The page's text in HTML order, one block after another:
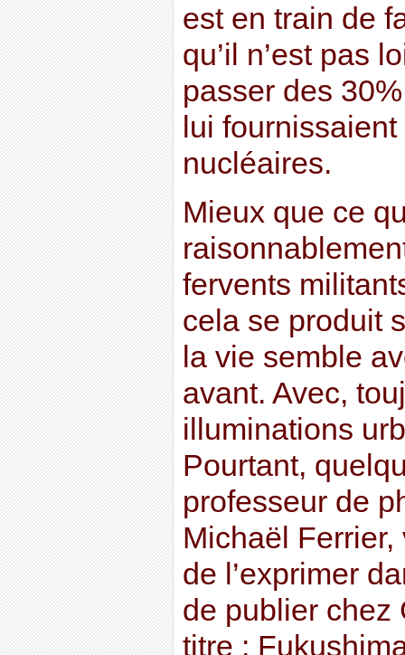
est en train de
qu’il n’est pas
passer des
lui
nucléaires.
Mieux que ce
fervents
cela se produit
la vie semble
avant. Avec,
illuminations
Pourtant,
professeur de
Michaël Ferrier,
de l’exprimer
de publier chez
titre :